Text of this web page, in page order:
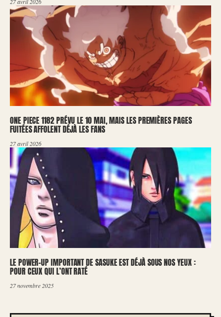
ONE PIECE 1182 PRÉVU LE 10 MAI, MAIS LES PREMIÈRES PAGES
FUITÉES AFFOLENT DÉJÀ LES FANS
27 avril 2026
LE POWER-UP IMPORTANT DE SASUKE EST DÉJÀ SOUS NOS YEUX :
POUR CEUX QUI L’ONT RATÉ
27 novembre 2025